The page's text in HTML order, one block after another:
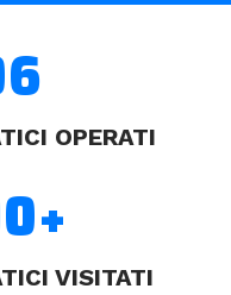
OPERATI
VISITATI